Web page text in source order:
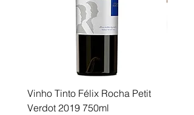
Vinho Tinto Félix Rocha Petit
Verdot 2019 750ml